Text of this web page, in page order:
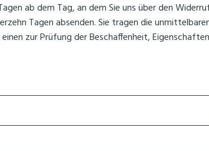
ab dem Tag, an dem Sie uns über den
Tagen absenden. Sie tragen die
zur Prüfung der Beschaffenheit,